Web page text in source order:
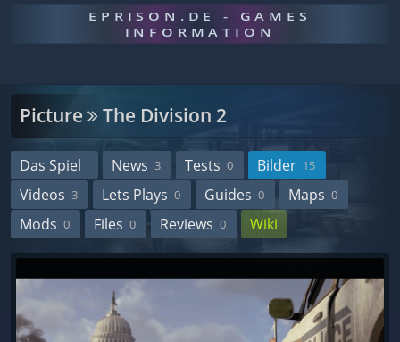
EPRISON.DE - GAMES
INFORMATION
Picture The Division 2
Das Spiel News 3 Tests 0 Bilder 15
Videos 3 Lets Plays 0 Guides 0 Maps 0
Mods 0 Files 0 Reviews 0 Wiki